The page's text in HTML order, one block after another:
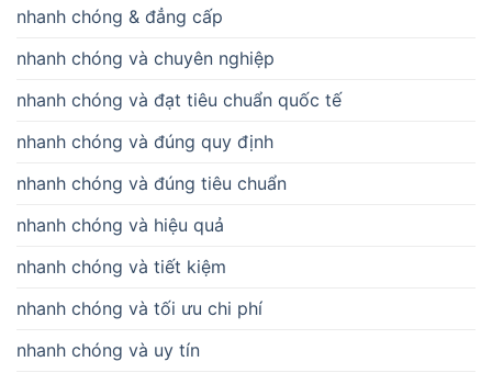
nhanh chóng & đẳng cấp
nhanh chóng và chuyên nghiệp
nhanh chóng và đạt tiêu chuẩn quốc tế
nhanh chóng và đúng quy định
nhanh chóng và đúng tiêu chuẩn
nhanh chóng và hiệu quả
nhanh chóng và tiết kiệm
nhanh chóng và tối ưu chi phí
nhanh chóng và uy tín